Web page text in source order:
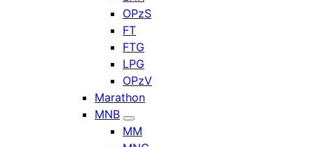
OPzS
FT
FTG
LPG
OPzV
Marathon
MNB
MM